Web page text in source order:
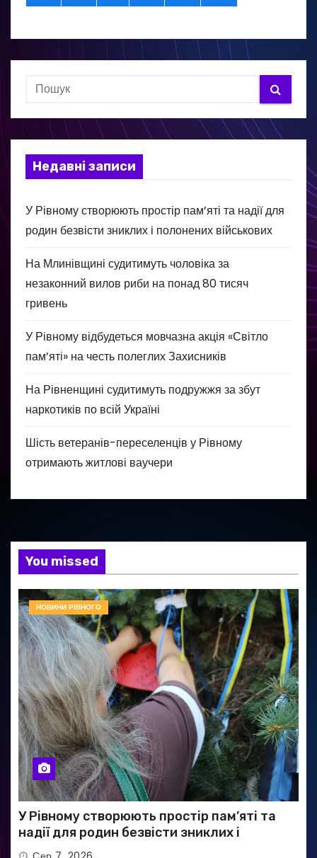
Недавні записи
У Рівному створюють простір пам’яті та надії для
родин безвісти зниклих і полонених військових
На Млинівщині судитимуть чоловіка за
незаконний вилов риби на понад 80 тисяч
гривень
У Рівному відбудеться мовчазна акція «Світло
пам’яті» на честь полеглих Захисників
На Рівненщині судитимуть подружжя за збут
наркотиків по всій Україні
Шість ветеранів-переселенців у Рівному
отримають житлові ваучери
You missed
НОВИНИ РІВНОГО
У Рівному створюють простір пам’яті та
надії для родин безвісти зниклих і
полонених військових